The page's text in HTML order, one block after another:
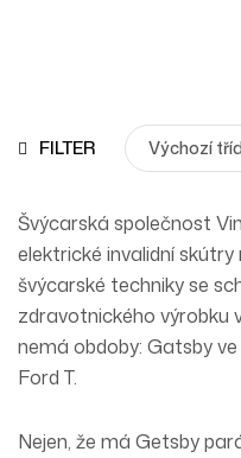
FILTER
Švýcarská společnost
elektrické invalidní
švýcarské techniky se
zdravotnického výrobku
nemá obdoby: Gatsby
Ford T.
Nejen, že má Getsby